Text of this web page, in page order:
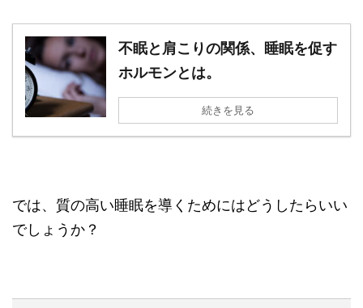
不眠と肩こりの関係、睡眠を促す
ホルモンとは。
続きを見る
では、質の高い睡眠を導くためにはどうしたらいい
でしょうか？